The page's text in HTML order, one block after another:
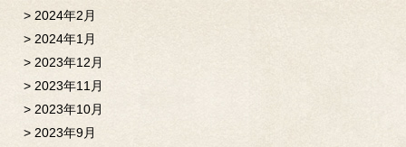
2024年2月
2024年1月
2023年12月
2023年11月
2023年10月
2023年9月